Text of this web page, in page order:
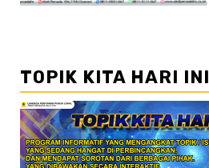
TOPIK KITA HARI INI